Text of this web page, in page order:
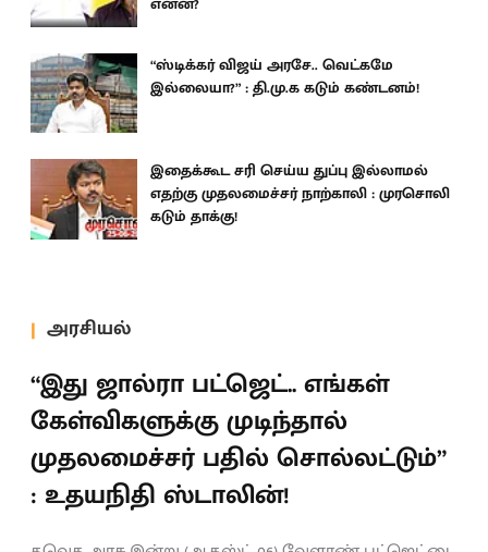
“ஸ்டிக்கர் விஜய் அரசே.. வெட்கமே
இல்லையா?” : தி.மு.க கடும் கண்டனம்!
இதைக்கூட சரி செய்ய துப்பு இல்லாமல்
எதற்கு முதலமைச்சர் நாற்காலி : முரசொலி
கடும் தாக்கு!
அரசியல்
“இது ஜால்ரா பட்ஜெட்.. எங்கள்
கேள்விகளுக்கு முடிந்தால்
முதலமைச்சர் பதில் சொல்லட்டும்”
: உதயநிதி ஸ்டாலின்!